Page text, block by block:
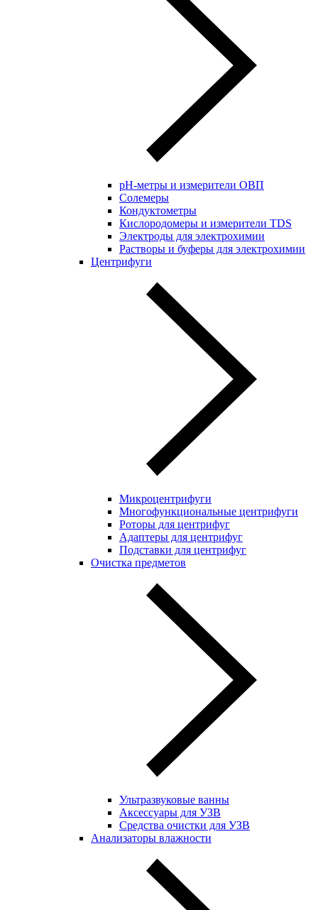
pH-метры и измерители ОВП
Солемеры
Кондуктометры
Кислородомеры и измерители TDS
Электроды для электрохимии
Растворы и буферы для электрохимии
Центрифуги
Микроцентрифуги
Многофункциональные центрифуги
Роторы для центрифуг
Адаптеры для центрифуг
Подставки для центрифуг
Очистка предметов
Ультразвуковые ванны
Аксессуары для УЗВ
Средства очистки для УЗВ
Анализаторы влажности